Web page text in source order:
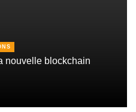
nouvelle blockchain